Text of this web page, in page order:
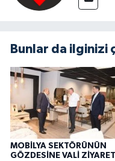
Bunlar da ilginizi
MOBİLYA SEKTÖRÜNÜN
GÖZDESİNE VALİ ZİYARETİ